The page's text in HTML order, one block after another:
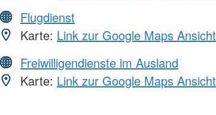
Flugdienst
Karte: Link zur Google Maps Ansicht
Freiwilligendienste im Ausland
Karte: Link zur Google Maps Ansicht